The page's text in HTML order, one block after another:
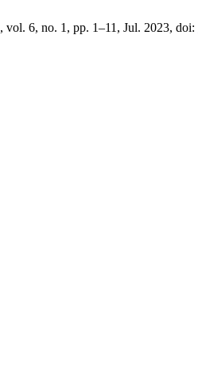
, vol. 6, no. 1, pp. 1–11, Jul. 2023, doi: